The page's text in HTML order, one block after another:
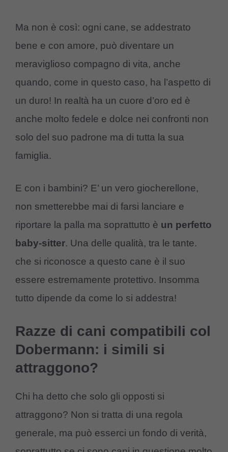
Ma non è così: ogni cane, se addestrato
bene e con amore, può diventare un
meraviglioso compagno di vita, anche
quando, come in questo caso, ha l’aspetto di
un duro! In realtà ha un cuore d’oro ed è
anche molto fedele e dolce nei confronti non
solo del suo padrone ma di tutta la sua
famiglia.
E con i bambini? E’ un vero giocherellone,
non smetterebbe mai di farsi lanciare e
riportare la palla ma soprattutto è un perfetto
baby-sitter. Una delle qualità, tra le tante.
che si riconosce a questo cane è il suo
essere estremamente protettivo. Insomma
tutto dipende da come lo si addestra!
Razze di cani compatibili col
Dobermann: i simili si
attraggono?
Chi ha detto che solo gli opposti si
attraggono? Non si tratta di una regola
generale, ma può esserci un fondo di verità,